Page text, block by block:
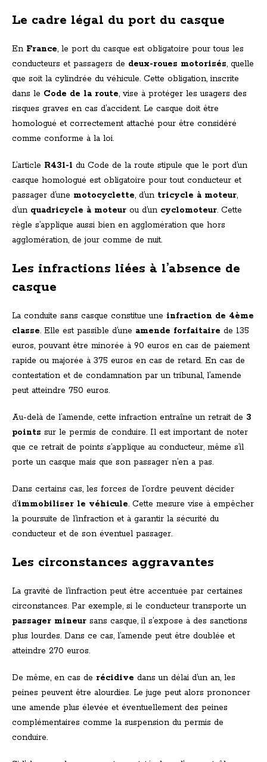
Le cadre légal du port du casque
En France, le port du casque est obligatoire pour tous les
conducteurs et passagers de deux-roues motorisés, quelle
que soit la cylindrée du véhicule. Cette obligation, inscrite
dans le Code de la route, vise à protéger les usagers des
risques graves en cas d’accident. Le casque doit être
homologué et correctement attaché pour être considéré
comme conforme à la loi.
L’article R431-1 du Code de la route stipule que le port d’un
casque homologué est obligatoire pour tout conducteur et
passager d’une motocyclette, d’un tricycle à moteur,
d’un quadricycle à moteur ou d’un cyclomoteur. Cette
règle s’applique aussi bien en agglomération que hors
agglomération, de jour comme de nuit.
Les infractions liées à l’absence de
casque
La conduite sans casque constitue une infraction de 4ème
classe. Elle est passible d’une amende forfaitaire de 135
euros, pouvant être minorée à 90 euros en cas de paiement
rapide ou majorée à 375 euros en cas de retard. En cas de
contestation et de condamnation par un tribunal, l’amende
peut atteindre 750 euros.
Au-delà de l’amende, cette infraction entraîne un retrait de 3
points sur le permis de conduire. Il est important de noter
que ce retrait de points s’applique au conducteur, même s’il
porte un casque mais que son passager n’en a pas.
Dans certains cas, les forces de l’ordre peuvent décider
d’immobiliser le véhicule. Cette mesure vise à empêcher
la poursuite de l’infraction et à garantir la sécurité du
conducteur et de son éventuel passager.
Les circonstances aggravantes
La gravité de l’infraction peut être accentuée par certaines
circonstances. Par exemple, si le conducteur transporte un
passager mineur sans casque, il s’expose à des sanctions
plus lourdes. Dans ce cas, l’amende peut être doublée et
atteindre 270 euros.
De même, en cas de récidive dans un délai d’un an, les
peines peuvent être alourdies. Le juge peut alors prononcer
une amende plus élevée et éventuellement des peines
complémentaires comme la suspension du permis de
conduire.